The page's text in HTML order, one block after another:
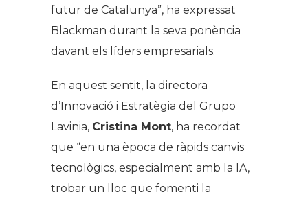
futur de Catalunya”, ha expressat
Blackman durant la seva ponència
davant els líders empresarials.
En aquest sentit, la directora
d’Innovació i Estratègia del Grupo
Lavinia, Cristina Mont, ha recordat
que “en una època de ràpids canvis
tecnològics, especialment amb la IA,
trobar un lloc que fomenti la